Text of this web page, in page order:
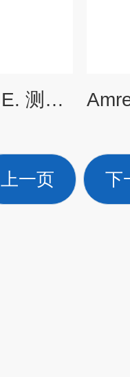
Amresco K249A.C.E. 测序缓冲液 （10X）
上一页 下